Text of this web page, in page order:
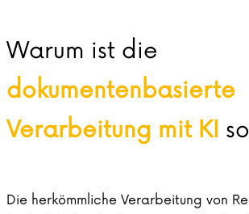
Warum ist die
dokumentenbasierte
Verarbeitung mit KI
Die herkömmliche Verarbeitung von